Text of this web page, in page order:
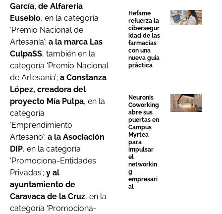
García, de Alfarería
Eusebio, en la categoría
‘Premio Nacional de
Artesanía’; a la marca Las
CulpaSS, también en la
categoría ‘Premio Nacional
de Artesanía’; a Constanza
López, creadora del
proyecto Mía Pulpa, en la
categoría
‘Emprendimiento
Artesano’; a la Asociación
DIP, en la categoría
‘Promociona-Entidades
Privadas’; y al
ayuntamiento de
Caravaca de la Cruz, en la
categoría ‘Promociona-
Hefame
refuerza la
cibersegur
idad de las
farmacias
con una
nueva guía
práctica
Neuronis
Coworking
abre sus
puertas en
Campus
Myrtea
para
impulsar
el
networkin
g
empresari
al